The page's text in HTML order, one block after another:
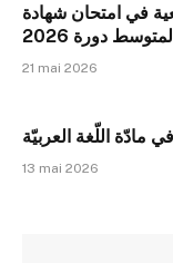
في امتحان شهادة
دورة 2026
21 mai 2026
13 mai 2026